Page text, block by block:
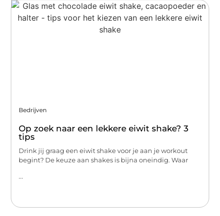
Bedrijven
Op zoek naar een lekkere eiwit shake? 3
tips
Drink jij graag een eiwit shake voor je aan je workout
begint? De keuze aan shakes is bijna oneindig. Waar
...